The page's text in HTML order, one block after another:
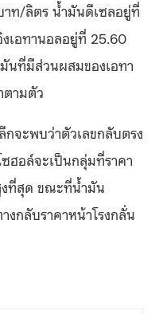
ท/ลิตร น้ำมันดีเซลอยู่ที่
เอทานอลอยู่ที่ 25.60
นที่มีส่วนผสมของเอทา
ตามตัว
กจะพบว่าตัวเลขกลับตรง
ฮอล์จะเป็นกลุ่มที่ราคา
งที่สุด ขณะที่น้ำมัน
กลับราคาหน้าโรงกลั่น